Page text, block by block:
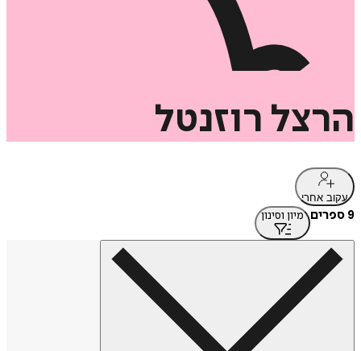
הרצל רוזנטל
עקוב אחרי
9 ספרים מיון וסינון